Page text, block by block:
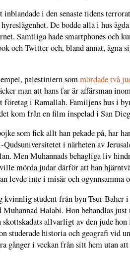
i den senaste tidens
De bodde alla i hus
Samtliga hade smartphones och
och Twitter och, bland annat,
palestiniern sommördade två
man att hans far är affärsman
företag i Ramallah. Familjens hus i
kom från en film inspelad i San
som fick allt han pekade på, har
i närheten av
Men Muhannads behagliga liv
mörda judar därför att han
levde inte i misär och ogynnsamma
student från byn Tsur Baher i
Halabi. Hon behandlas just
allvarligt av den jude hon
studerade historia och geografi vid
gånger i veckan från sitt hem utan att